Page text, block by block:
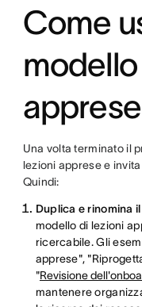
Come
apprese
Una volta terminato il
lezioni apprese e
Quindi:
Duplica e rinomina
modello di lezioni
ricercabile. Gli
apprese",
"Revisione
mantenere